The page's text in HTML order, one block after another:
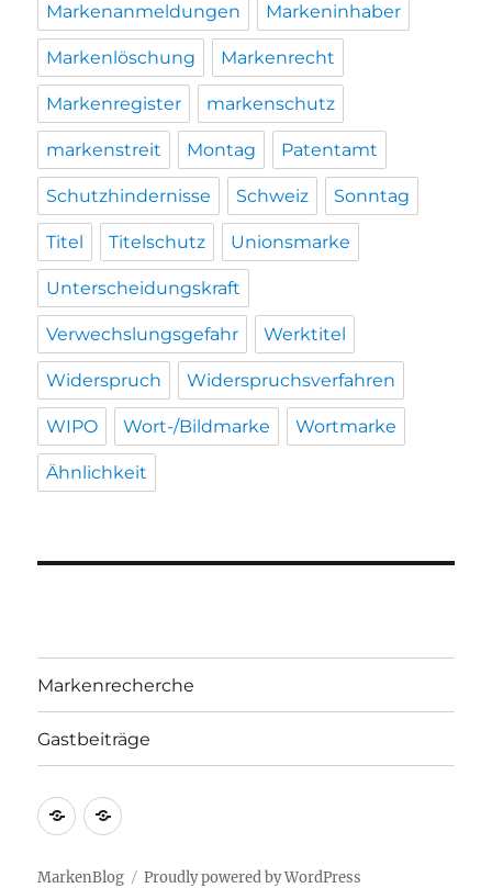
Markenanmeldungen Markeninhaber
Markenlöschung Markenrecht
Markenregister markenschutz
markenstreit Montag Patentamt
Schutzhindernisse Schweiz Sonntag
Titel Titelschutz Unionsmarke
Unterscheidungskraft
Verwechslungsgefahr Werktitel
Widerspruch Widerspruchsverfahren
WIPO Wort-/Bildmarke Wortmarke
Ähnlichkeit
Markenrecherche
Gastbeiträge
Markenrecherche
Gastbeiträge
MarkenBlog Proudly powered by WordPress